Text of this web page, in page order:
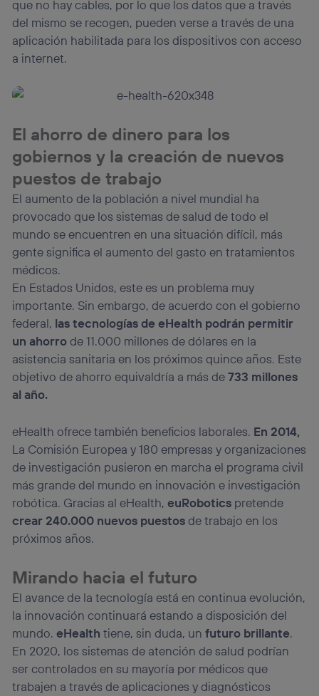
que no hay cables, por lo que los datos que a través
del mismo se recogen, pueden verse a través de una
aplicación habilitada para los dispositivos con acceso
a internet.
El ahorro de dinero para los
gobiernos y la creación de nuevos
puestos de trabajo
El aumento de la población a nivel mundial ha
provocado que los sistemas de salud de todo el
mundo se encuentren en una situación difícil, más
gente significa el aumento del gasto en tratamientos
médicos.
En Estados Unidos, este es un problema muy
importante. Sin embargo, de acuerdo con el gobierno
federal, las tecnologías de eHealth podrán permitir
un ahorrode 11.000 millones de dólares en la
asistencia sanitaria en los próximos quince años. Este
objetivo de ahorro equivaldría a más de733 millones
al año.
eHealth ofrece también beneficios laborales. En 2014,
La Comisión Europea y 180 empresas y organizaciones
de investigación pusieron en marcha el programa civil
más grande del mundo en innovación e investigación
robótica. Gracias al eHealth,euRobotics pretende
crear 240.000 nuevos puestosde trabajo en los
próximos años.
Mirando hacia el futuro
El avance de la tecnología está en continua evolución,
la innovación continuará estando a disposición del
mundo. eHealth tiene, sin duda, unfuturo brillante.
En 2020, los sistemas de atención de salud podrían
ser controlados en su mayoría por médicos que
trabajen a través de aplicaciones y diagnósticos